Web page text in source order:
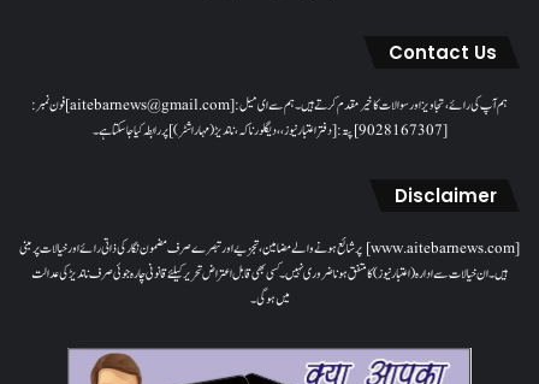
Contact Us
ہم آپ کی رائے، تجاویز اور سوالات کا خیرمقدم کرتے ہیں۔ ہم سےای میل: [aitebarnews@gmail.com]فون نمبر:
[9028167307]پتہ: [دفتر اعتبار نیوز، ، دیگلور ناکہ، ناندیڑ(مہاراشٹر) ] پر رابطہ کیا جاسکتا ہے۔
Disclaimer
[www.aitebarnews.com] پر شائع ہونے والے مضامین، تجزیے اور تبصرے صرف مضمون نگار کی ذاتی رائے اور خیالات پر مبنی
ہیں۔ ان خیالات سے ادارہ (اعتبار نیوز) کا متفق ہونا ضروری نہیں۔ کسی بھی قابل اعتراض تحریر کیلئے قانونی چارہ جوئی صرف ناندیڑ کی عدالت
میں ہوگی۔